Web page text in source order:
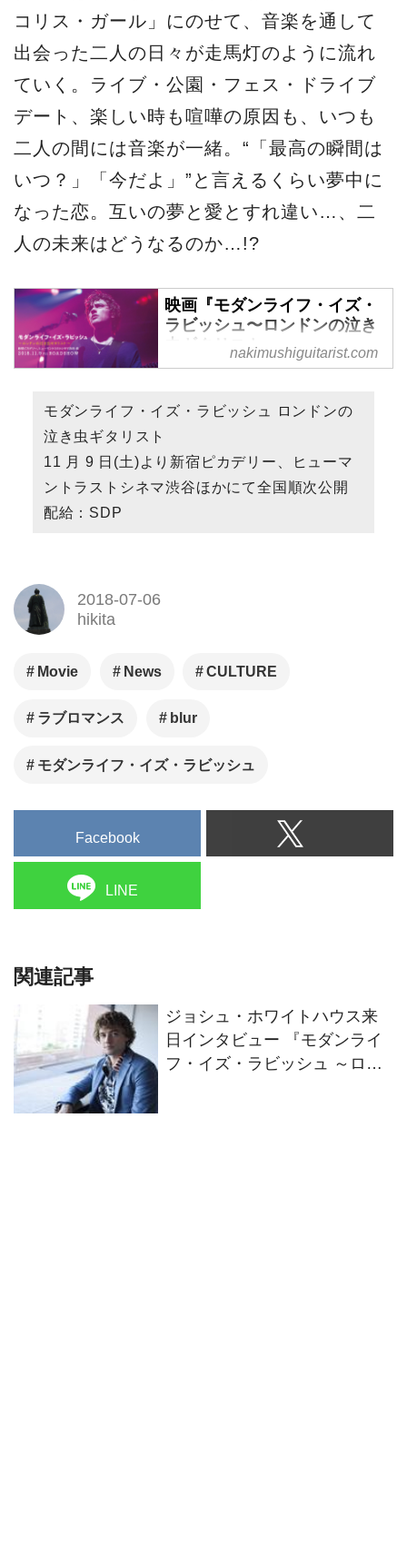
コリス・ガール」にのせて、音楽を通して
出会った二人の日々が走馬灯のように流れ
ていく。ライブ・公園・フェス・ドライブ
デート、楽しい時も喧嘩の原因も、いつも
二人の間には音楽が一緒。“「最高の瞬間は
いつ？」「今だよ」”と言えるくらい夢中に
なった恋。互いの夢と愛とすれ違い…、二
人の未来はどうなるのか…!?
映画『モダンライフ・イズ・
ラビッシュ〜ロンドンの泣き
虫ギタリスト〜』
シュ〜ロンドンの泣き虫ギタリ
音楽が一緒だった。終わりも。
始まりも。
nakimushiguitarist.com
モダンライフ・イズ・ラビッシュ ロンドンの
泣き虫ギタリスト
11 月 9 日(土)より新宿ピカデリー、ヒューマ
ントラストシネマ渋谷ほかにて全国順次公開
配給：SDP
2018-07-06
hikita
Movie News CULTURE
ラブロマンス blur
モダンライフ・イズ・ラビッシュ
Facebook
LINE
関連記事
ジョシュ・ホワイトハウス来
日インタビュー 『モダンライ
フ・イズ・ラビッシュ ～ロン